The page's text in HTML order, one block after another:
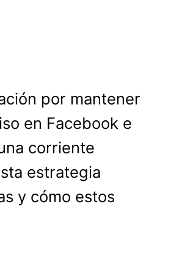
por mantener
en Facebook e
corriente
estrategia
y cómo estos